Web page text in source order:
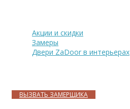
Акции и скидки
Замеры
Двери ZaDoor в интерьерах
ВЫЗВАТЬ ЗАМЕРЩИКА